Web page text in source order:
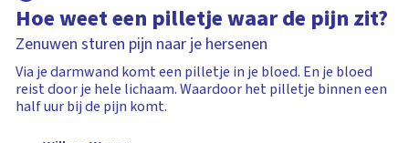
Hoe weet een pilletje waar de pijn zit?
Zenuwen sturen pijn naar je hersenen
Via je darmwand komt een pilletje in je bloed. En je bloed
reist door je hele lichaam. Waardoor het pilletje binnen een
half uur bij de pijn komt.